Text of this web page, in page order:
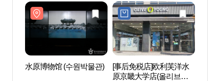
水原博物馆 (수원박물관)
[事后免税店]欧利芙洋水
原京畿大学店(올리브영